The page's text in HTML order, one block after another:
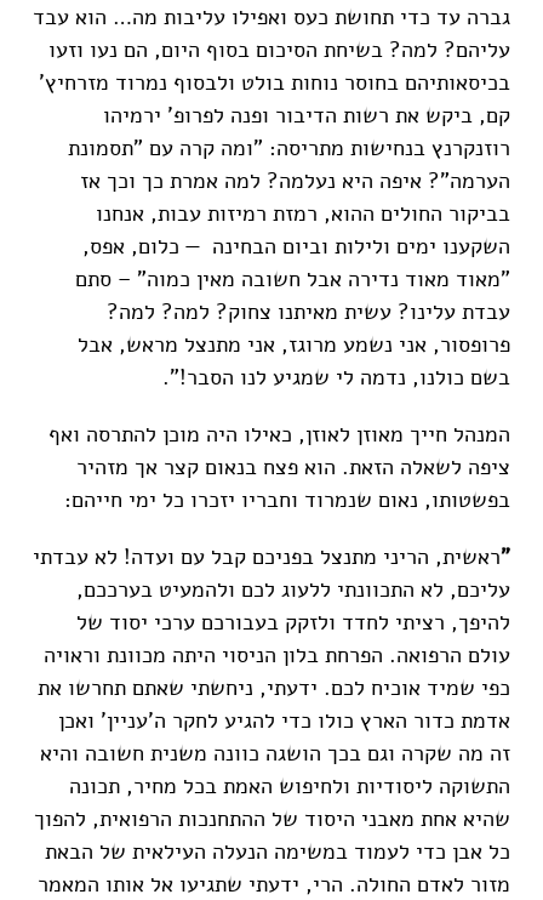
גברה עד כדי תחושת כעס ואפילו עליבות מה… הוא עבד
עליהם? למה? בשיחת הסיכום בסוף היום, הם נעו וזעו
בכיסאותיהם בחוסר נוחות בולט ולבסוף נמרוד מזרחיץ'
קם, ביקש את רשות הדיבור ופנה לפרופ' ירמיהו
רוזנקרנץ בנחישות מתריסה: "ומה קרה עם "תסמונת
הערמה"? איפה היא נעלמה? למה אמרת כך וכך אז
בביקור החולים ההוא, רמזת רמיזות עבות, אנחנו
השקענו ימים ולילות וביום הבחינה — כלום, אפס,
"מאוד מאוד נדירה אבל חשובה מאין כמוה" – סתם
עבדת עלינו? עשית מאיתנו צחוק? למה? למה?
פרופסור, אני נשמע מרוגז, אני מתנצל מראש, אבל
בשם כולנו, נדמה לי שמגיע לנו הסבר!".
המנהל חייך מאוזן לאוזן, כאילו היה מוכן להתרסה ואף
ציפה לשאלה הזאת. הוא פצח בנאום קצר אך מזהיר
בפשטותו, נאום שנמרוד וחבריו יזכרו כל ימי חייהם:
"ראשית, הריני מתנצל בפניכם קבל עם ועדה! לא עבדתי
עליכם, לא התכוונתי ללעוג לכם ולהמעיט בערככם,
להיפך, רציתי לחדד ולזקק בעבורכם ערכי יסוד של
עולם הרפואה. הפרחת בלון הניסוי היתה מכוונת וראויה
כפי שמיד אוכיח לכם. ידעתי, ניחשתי שאתם תחרשו את
אדמת כדור הארץ כולו כדי להגיע לחקר ה'עניין' ואכן
זה מה שקרה וגם בכך הושגה כוונה משנית חשובה והיא
התשוקה ליסודיות ולחיפוש האמת בכל מחיר, תכונה
שהיא אחת מאבני היסוד של ההתחנכות הרפואית, להפוך
כל אבן כדי לעמוד במשימה הנעלה העילאית של הבאת
מזור לאדם החולה. הרי, ידעתי שתגיעו אל אותו המאמר